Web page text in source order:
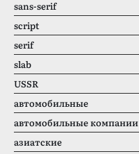
sans-serif
script
serif
slab
USSR
автомобильные
автомобильные компании
азиатские